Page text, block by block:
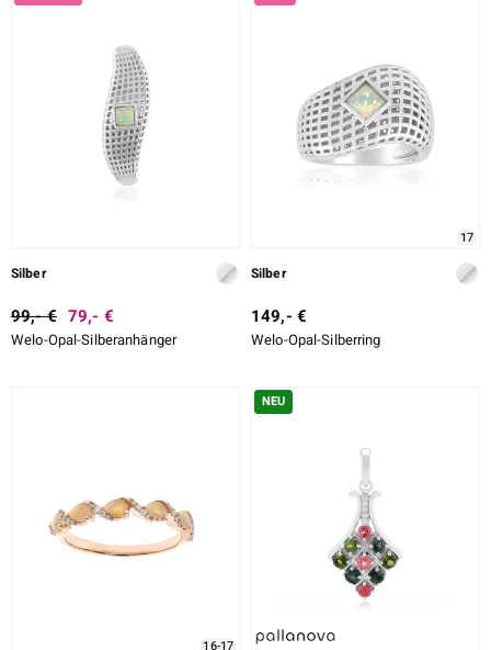
SCHLIFF DETAILLIERT
Silber
99,- € 79,- €
Welo-Opal-Silberanhänger
17
Silber
149,- €
Welo-Opal-Silberring
16-17
NEU